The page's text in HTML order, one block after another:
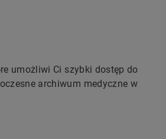
umożliwi Ci szybki dostęp do
archiwum medyczne w